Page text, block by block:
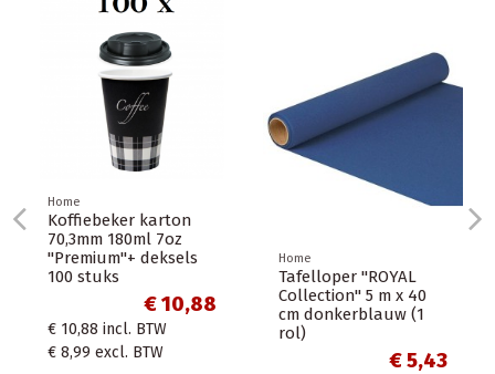
Home
Koffiebeker karton
70,3mm 180ml 7oz
"Premium"+ deksels
100 stuks
€ 10,88
€ 10,88 incl. BTW
€ 8,99 excl. BTW
Home
Tafelloper "ROYAL
Collection" 5 m x 40
cm donkerblauw (1
rol)
€ 5,43